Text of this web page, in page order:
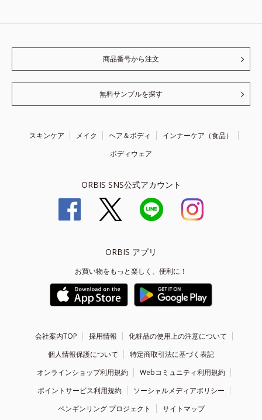
商品番号から注文
無料サンプルを探す
スキンケア メイク ヘア＆ボディ
インナーケア（食品）
ボディウェア
ORBIS SNS公式アカウント
ORBIS アプリ
お買い物をもっと楽しく、便利に！
会社案内TOP 採用情報
化粧品の使用上の注意について
個人情報保護について
特定商取引法に基づく表記
オンラインショップ利用規約
Webコミュニティ利用規約
ポイントサービス利用規約
ソーシャルメディアポリシー
ペンギンリング プロジェクト
サイトマップ